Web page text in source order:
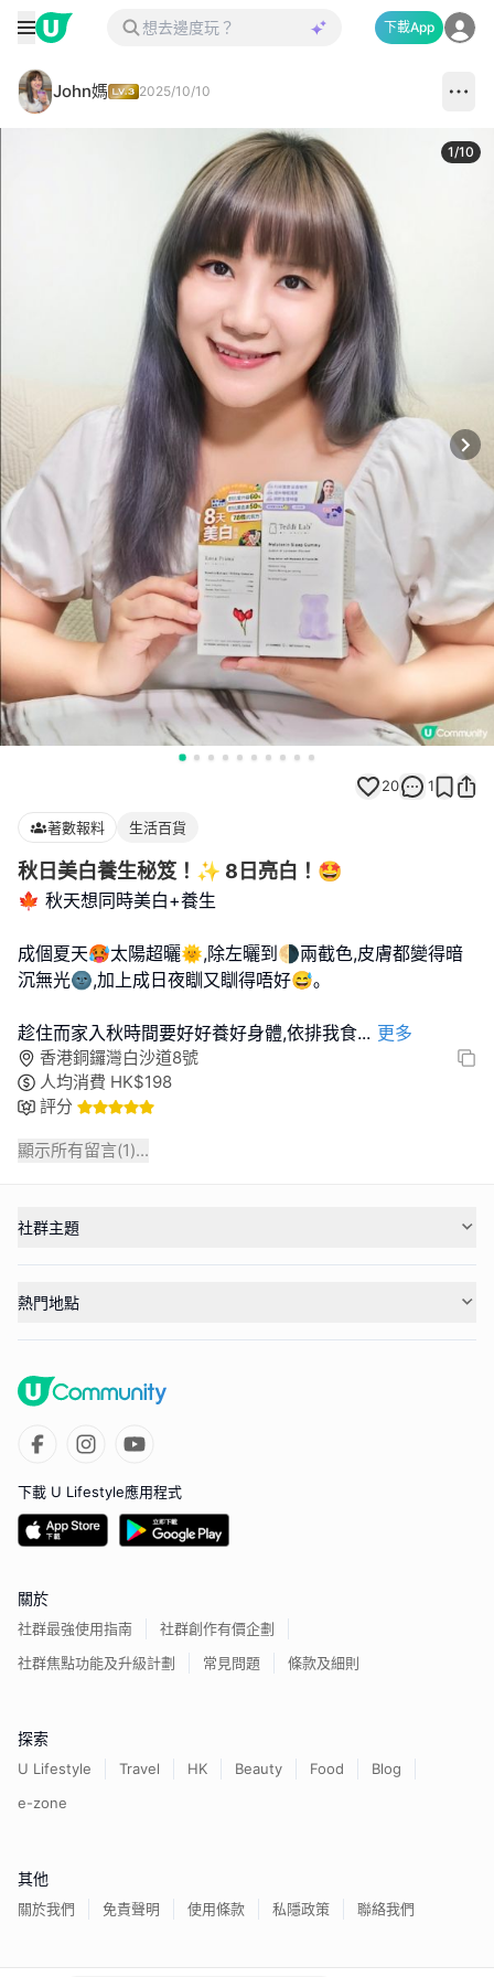
下載App
John媽 2025/10/10
1/10
20 1
著數報料 生活百貨
秋日美白養生秘笈！✨ 8日亮白！🤩
🍁 秋天想同時美白+養生
成個夏天🥵太陽超曬🌞,除左曬到🌗兩截色,皮膚都變得暗
沉無光🌚,加上成日夜瞓又瞓得唔好😅｡
趁住而家入秋時間要好好養好身體,依排我食... 更多
香港銅鑼灣白沙道8號
人均消費 HK$198
評分
顯示所有留言(1)...
社群主題
熱門地點
下載 U Lifestyle應用程式
關於
社群最強使用指南
社群創作有價企劃
社群焦點功能及升級計劃
常見問題 條款及細則
探索
U Lifestyle Travel HK Beauty Food
Blog
e-zone
其他
關於我們 免責聲明 使用條款 私隱政策 聯絡我們